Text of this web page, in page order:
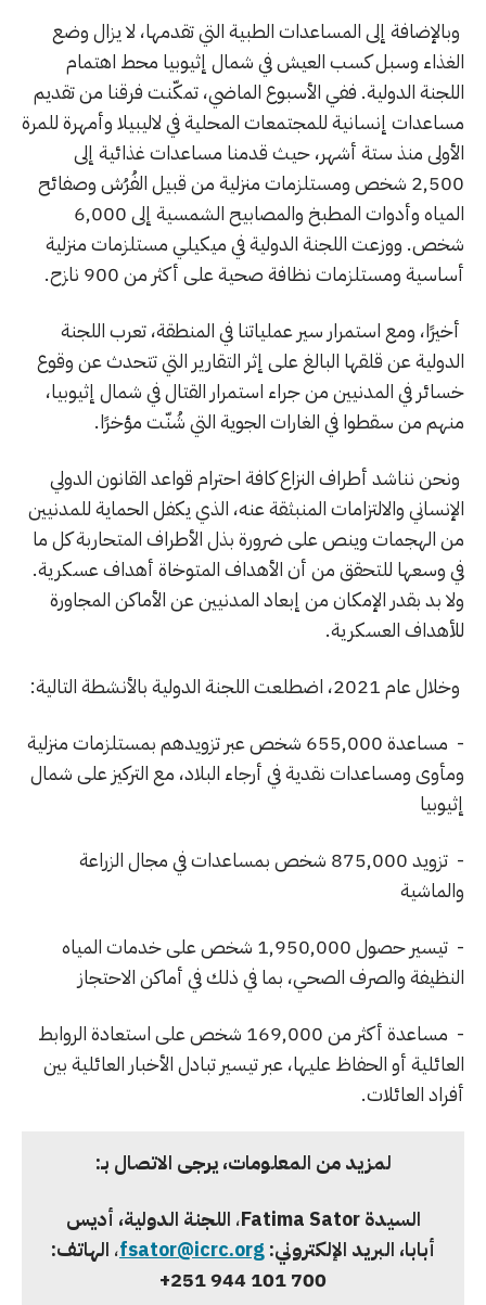
وبالإضافة إلى المساعدات الطبية التي تقدمها، لا يزال وضع
الغذاء وسبل كسب العيش في شمال إثيوبيا محط اهتمام
اللجنة الدولية. ففي الأسبوع الماضي، تمكّنت فرقنا من تقديم
مساعدات إنسانية للمجتمعات المحلية في لاليبيلا وأمهرة للمرة
الأولى منذ ستة أشهر، حيث قدمنا مساعدات غذائية إلى
2,500 شخص ومستلزمات منزلية من قبيل الفُرُش وصفائح
المياه وأدوات المطبخ والمصابيح الشمسية إلى 6,000
شخص. ووزعت اللجنة الدولية في ميكيلي مستلزمات منزلية
أساسية ومستلزمات نظافة صحية على أكثر من 900 نازح.
أخيرًا، ومع استمرار سير عملياتنا في المنطقة، تعرب اللجنة
الدولية عن قلقها البالغ على إثر التقارير التي تتحدث عن وقوع
خسائر في المدنيين من جراء استمرار القتال في شمال إثيوبيا،
منهم من سقطوا في الغارات الجوية التي شُنّت مؤخرًا.
ونحن نناشد أطراف النزاع كافة احترام قواعد القانون الدولي
الإنساني والالتزامات المنبثقة عنه، الذي يكفل الحماية للمدنيين
من الهجمات وينص على ضرورة بذل الأطراف المتحاربة كل ما
في وسعها للتحقق من أن الأهداف المتوخاة أهداف عسكرية.
ولا بد بقدر الإمكان من إبعاد المدنيين عن الأماكن المجاورة
للأهداف العسكرية.
وخلال عام 2021، اضطلعت اللجنة الدولية بالأنشطة التالية:
- مساعدة 655,000 شخص عبر تزويدهم بمستلزمات منزلية
ومأوى ومساعدات نقدية في أرجاء البلاد، مع التركيز على شمال
إثيوبيا
- تزويد 875,000 شخص بمساعدات في مجال الزراعة
والماشية
- تيسير حصول 1,950,000 شخص على خدمات المياه
النظيفة والصرف الصحي، بما في ذلك في أماكن الاحتجاز
- مساعدة أكثر من 169,000 شخص على استعادة الروابط
العائلية أو الحفاظ عليها، عبر تيسير تبادل الأخبار العائلية بين
أفراد العائلات.
لمزيد من المعلومات، يرجى الاتصال بـ:
السيدةFatima Sator، اللجنة الدولية، أديس
أبابا، البريد الإلكتروني:fsator@icrc.org، الهاتف:
251 944 101 700+